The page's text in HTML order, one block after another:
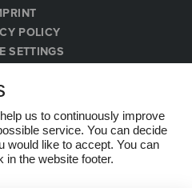
us to continuously improve
service. You can decide
would like to accept. You can
in the website footer.
Melk 2026
POLICY
SETTINGS